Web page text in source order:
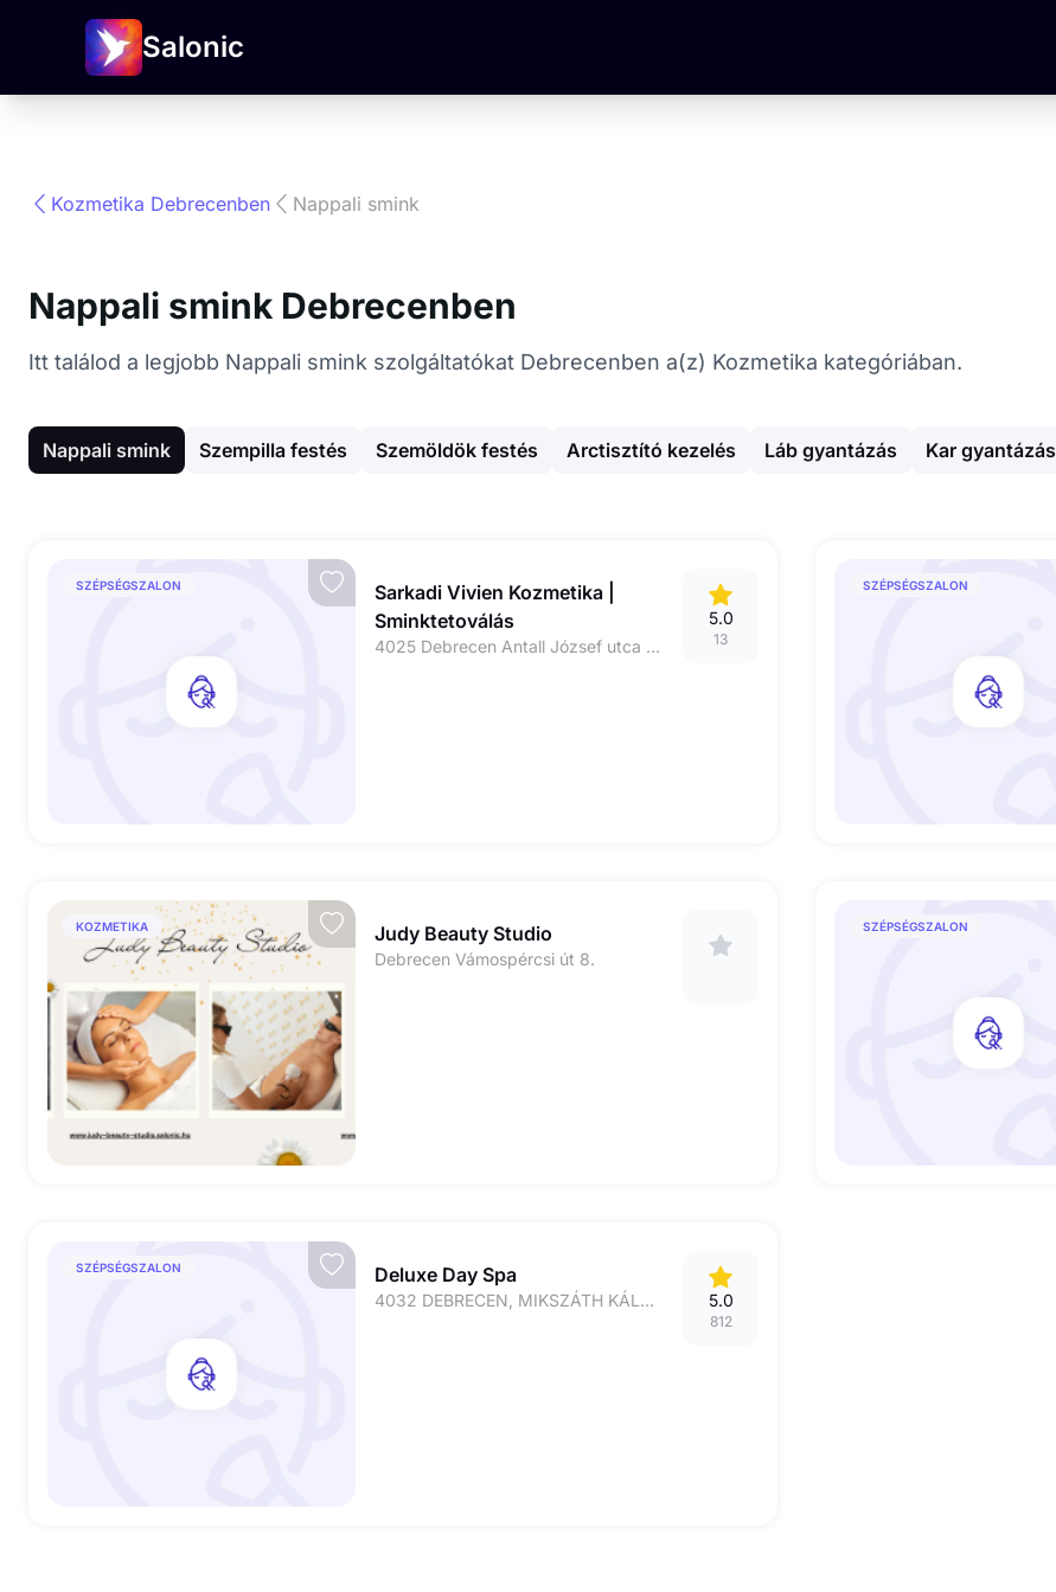
Salonic
Kozmetika Debrecenben Nappali smink
Nappali smink Debrecenben
Itt találod a legjobb Nappali smink szolgáltatókat Debrecenben a(z) Kozmetika kategóriában.
Nappali smink Szempilla festés Szemöldök festés Arctisztító kezelés Láb gyantázás Kar gyantázás
SZÉPSÉGSZALON
Sarkadi Vivien Kozmetika |
Sminktetoválás
4025 Debrecen Antall József utca 3 fszt. 3
5.0
13
SZÉPSÉGSZALON
KOZMETIKA Judy Beauty Studio
Debrecen Vámospércsi út 8.
SZÉPSÉGSZALON
SZÉPSÉGSZALON Deluxe Day Spa
4032 DEBRECEN, MIKSZÁTH KÁLMÁN UTCA 5F 5.0
812